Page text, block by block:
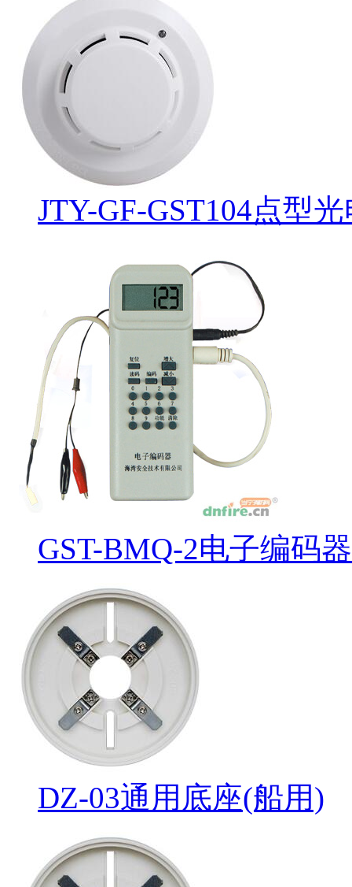
JTY-GF-GST104点型
GST-BMQ-2电子编码
DZ-03通用底座(船用)